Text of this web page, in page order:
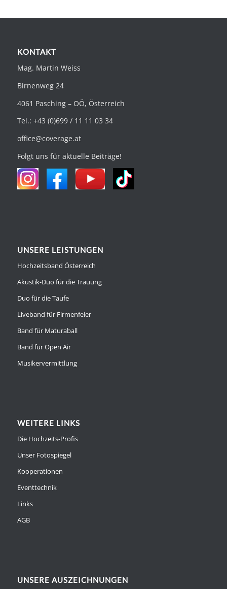
KONTAKT
Mag. Martin Weiss
Birnenweg 24
4061 Pasching – OÖ, Österreich
Tel.: +43 (0)699 / 11 11 03 34
office@coverage.at
Folgt uns für aktuelle Beiträge!
UNSERE LEISTUNGEN
Hochzeitsband Österreich
Akustik-Duo für die Trauung
Duo für die Taufe
Liveband für Firmenfeier
Band für Maturaball
Band für Open Air
Musikervermittlung
WEITERE LINKS
Die Hochzeits-Profis
Unser Fotospiegel
Kooperationen
Eventtechnik
Links
AGB
UNSERE AUSZEICHNUNGEN